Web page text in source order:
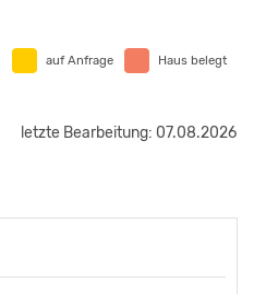
auf Anfrage Haus belegt
letzte Bearbeitung: 07.08.2026